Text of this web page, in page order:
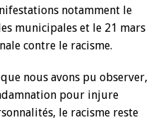
notamment le
municipales et le 21 mars
contre le racisme.
nous avons pu observer,
pour injure
le racisme reste